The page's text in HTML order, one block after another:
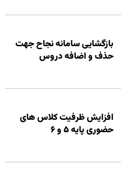
بازگشایی سامانه نجاح جهت
حذف و اضافه دروس
افزایش ظرفیت کلاس های
حضوری پایه ۵ و ۶